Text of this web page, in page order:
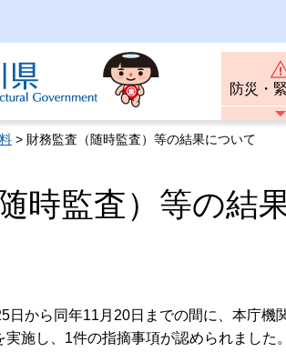
防災・
> 財務監査（随時監査）等の結果について
時監査）等の結
日から同年11月20日までの間に、本庁
施し、1件の指摘事項が認められました。